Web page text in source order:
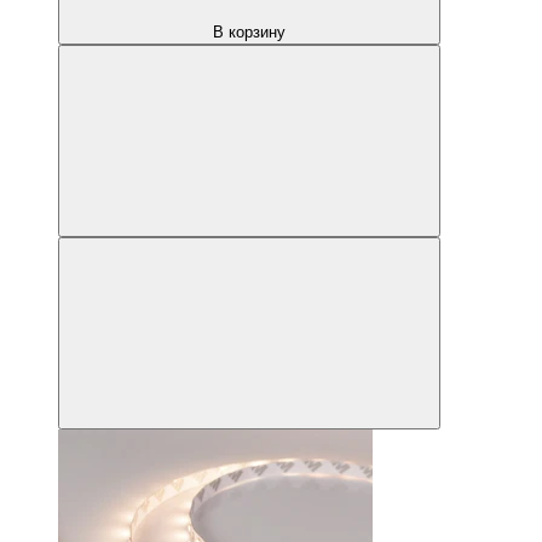
В корзину